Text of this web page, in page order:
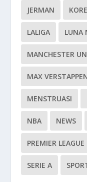
JERMAN
LALIGA LUNA
MANCHESTER
MAX
MENSTRUASI
NBA NEWS
PREMIER LEAGUE
SERIE A